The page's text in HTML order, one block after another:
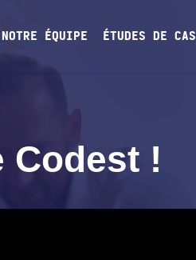
NOTRE ÉQUIPE ÉTUDES DE CAS
Codest !